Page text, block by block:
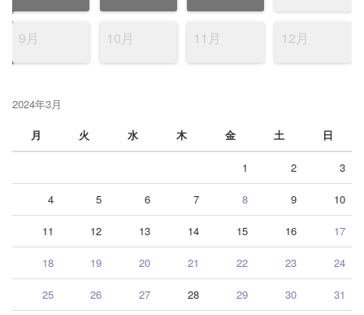
9月 10月 11月 12月
2024年3月
月
火 水 木 金 土 日
1 2 3
4 5 6 7 8 9 10
11 12 13 14 15 16 17
18 19 20 21 22 23 24
25 26 27 28 29 30 31